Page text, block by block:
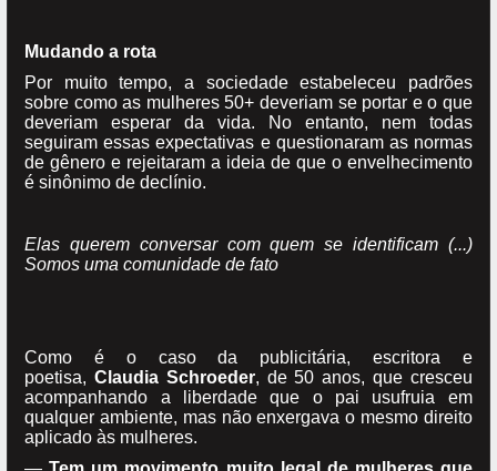
Mudando a rota
Por muito tempo, a sociedade estabeleceu padrões
sobre como as mulheres 50+ deveriam se portar e o que
deveriam esperar da vida. No entanto, nem todas
seguiram essas expectativas e questionaram as normas
de gênero e rejeitaram a ideia de que o envelhecimento
é sinônimo de declínio.
Elas querem conversar com quem se identificam (...)
Somos uma comunidade de fato
Como é o caso da publicitária, escritora e
poetisa,Claudia Schroeder, de 50 anos, que cresceu
acompanhando a liberdade que o pai usufruia em
qualquer ambiente, mas não enxergava o mesmo direito
aplicado às mulheres.